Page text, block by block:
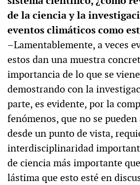
de la ciencia y la
eventos climáticos como
–Lamentablemente, a veces
estos dan una muestra
importancia de lo que se
demostrando con la
parte, es evidente, por la
fenómenos, que no se
desde un punto de vista,
interdisciplinaridad
de ciencia más importante
lástima que esto esté en